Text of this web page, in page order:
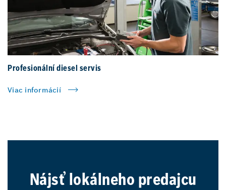
Profesionální diesel servis
Viac informácií
Nájsť lokálneho predajcu